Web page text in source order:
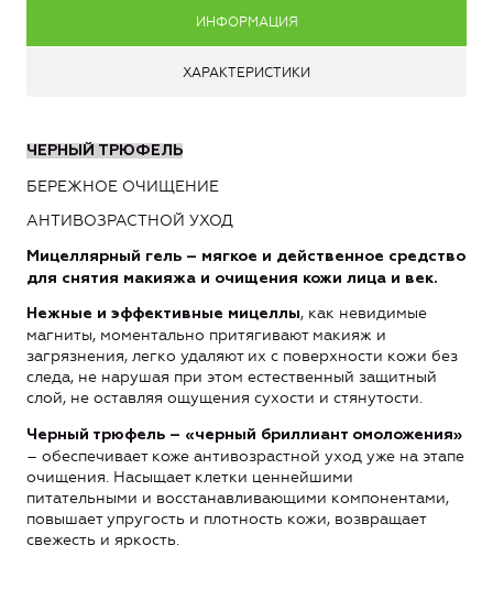
ИНФОРМАЦИЯ
ХАРАКТЕРИСТИКИ
ЧЕРНЫЙ ТРЮФЕЛЬ
БЕРЕЖНОЕ ОЧИЩЕНИЕ
АНТИВОЗРАСТНОЙ УХОД
Мицеллярный гель – мягкое и действенное средство
для снятия макияжа и очищения кожи лица и век.
Нежные и эффективные мицеллы, как невидимые
магниты, моментально притягивают макияж и
загрязнения, легко удаляют их с поверхности кожи без
следа, не нарушая при этом естественный защитный
слой, не оставляя ощущения сухости и стянутости.
Черный трюфель – «черный бриллиант омоложения»
– обеспечивает коже антивозрастной уход уже на этапе
очищения. Насыщает клетки ценнейшими
питательными и восстанавливающими компонентами,
повышает упругость и плотность кожи, возвращает
свежесть и яркость.